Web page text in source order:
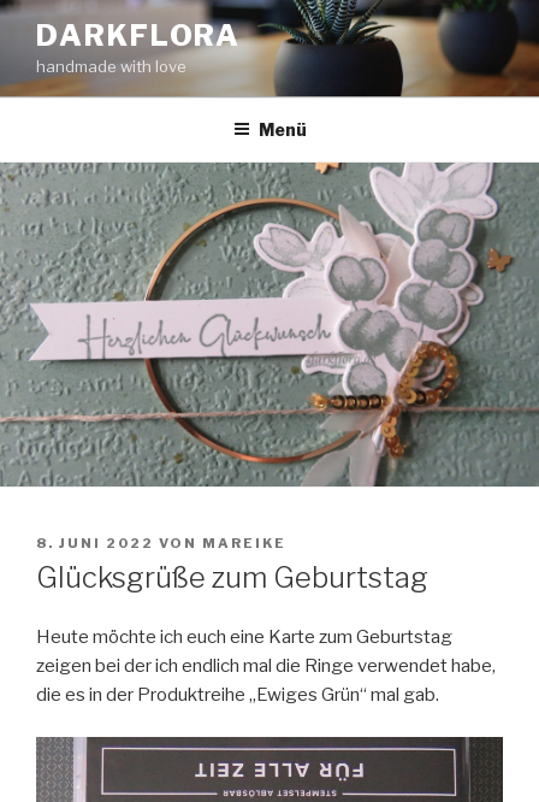
Zum
Inhalt
springen
DARKFLORA
handmade with love
Menü
VERÖFFENTLICHT
AM
8. JUNI 2022 VON MAREIKE
Glücksgrüße zum Geburtstag
Heute möchte ich euch eine Karte zum Geburtstag
zeigen bei der ich endlich mal die Ringe verwendet habe,
die es in der Produktreihe „Ewiges Grün“ mal gab.